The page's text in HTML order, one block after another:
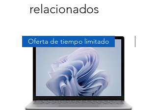
relacionados
Oferta de tiempo limitado